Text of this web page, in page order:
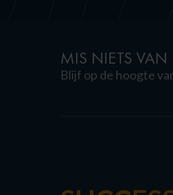
MIS NIETS VAN
Blijf op de hoogte